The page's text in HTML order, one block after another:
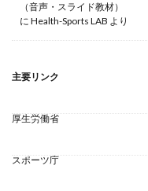
（音声・スライド教材）
に Health-Sports LAB より
主要リンク
厚生労働省
スポーツ庁